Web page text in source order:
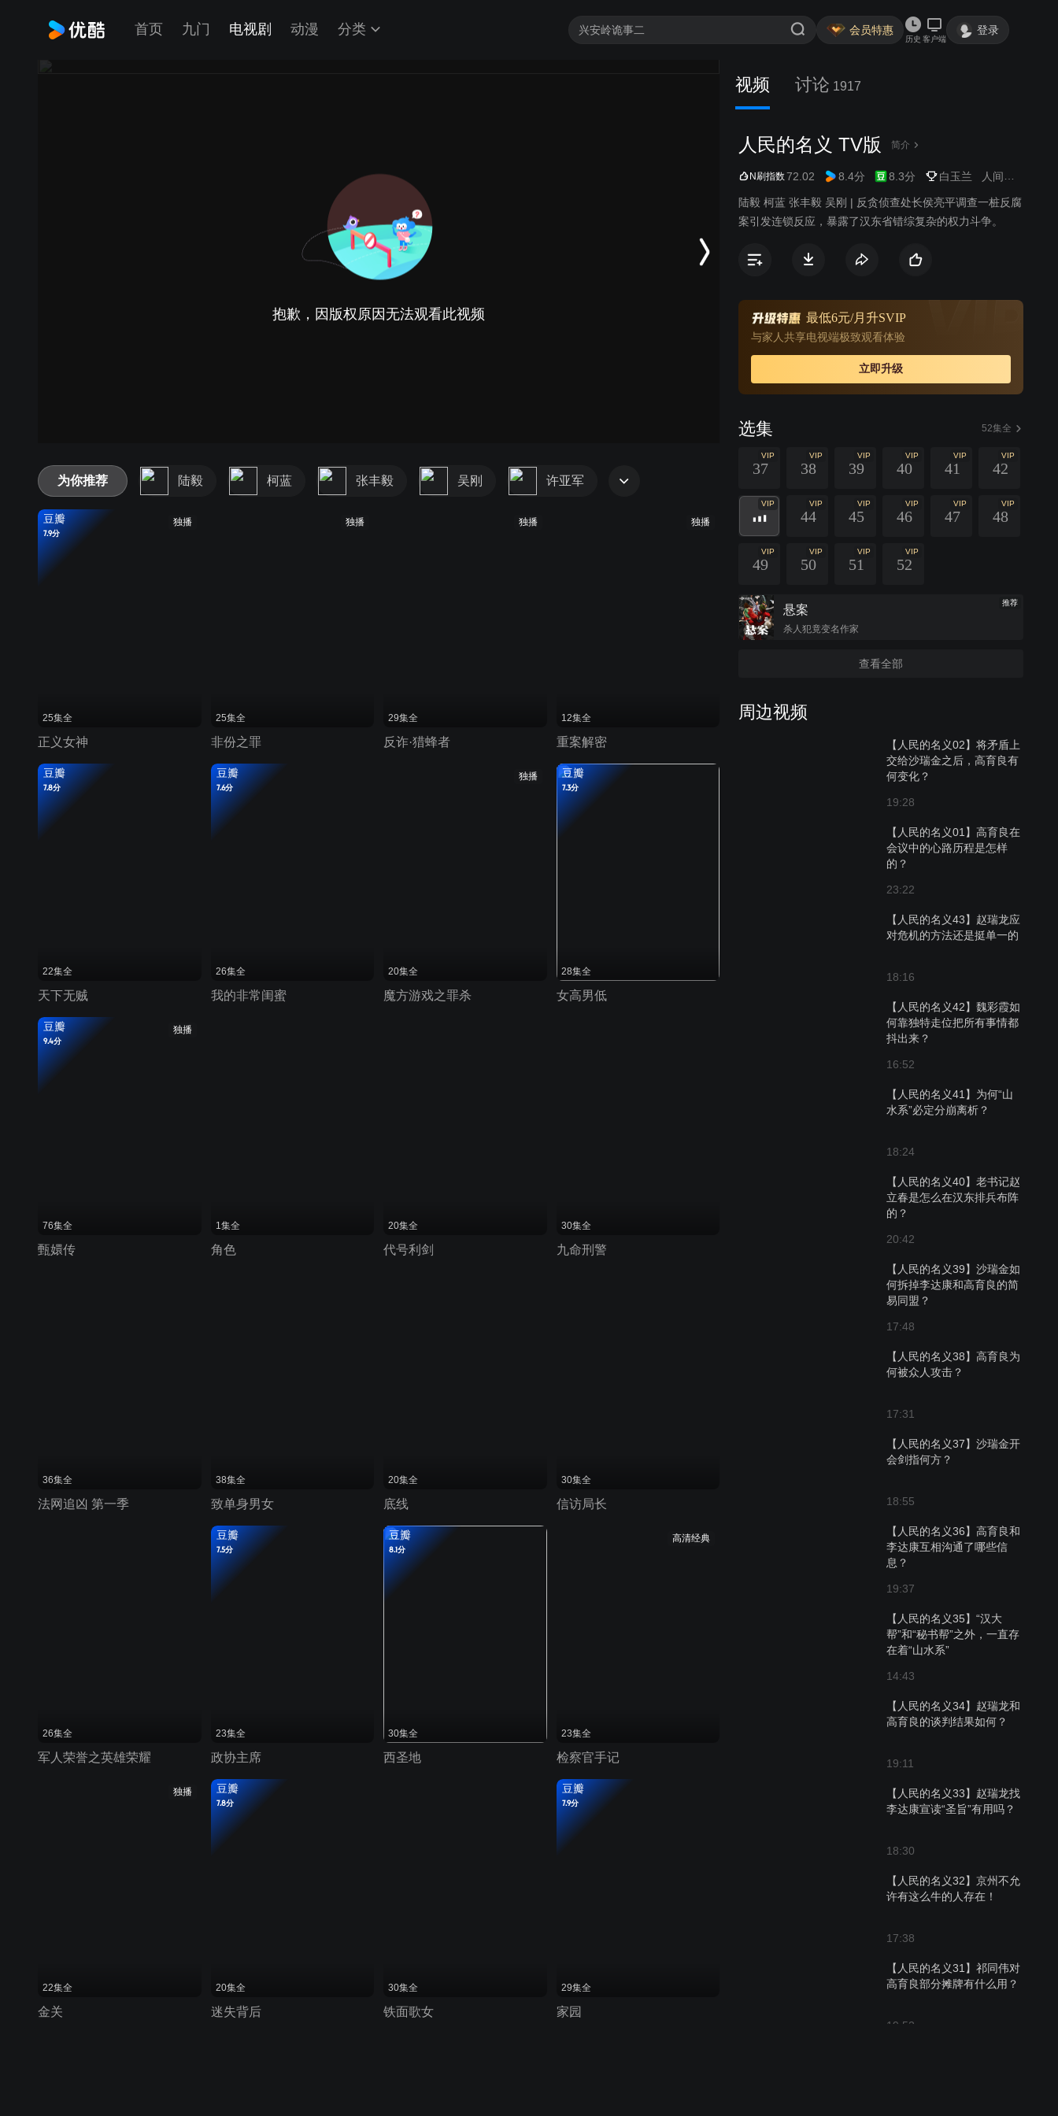
首页 九门 电视剧 动漫 分类 会员特惠
历史 客户端
登录
抱歉，因版权原因无法观看此视频
视频 讨论 1917
人民的名义 TV版 简介
N刷指数72.02 8.4分 8.3分 白玉兰 人间宝酷
陆毅 柯蓝 张丰毅 吴刚 | 反贪侦查处长侯亮平调查一桩反腐
案引发连锁反应，暴露了汉东省错综复杂的权力斗争。
最低6元/月升SVIP
与家人共享电视端极致观看体验
立即升级
选集 52集全
VIP
37
VIP
38
VIP
39
VIP
40
VIP
41
VIP
42
VIP VIP
44
VIP
45
VIP
46
VIP
47
VIP
48
VIP
49
VIP
50
VIP
51
VIP
52
悬案
杀人犯竟变名作家
推荐
查看全部
周边视频
【人民的名义02】将矛盾上
交给沙瑞金之后，高育良有
何变化？
19:28
【人民的名义01】高育良在
会议中的心路历程是怎样
的？
23:22
【人民的名义43】赵瑞龙应
对危机的方法还是挺单一的
18:16
【人民的名义42】魏彩霞如
何靠独特走位把所有事情都
抖出来？
16:52
【人民的名义41】为何“山
水系”必定分崩离析？
18:24
【人民的名义40】老书记赵
立春是怎么在汉东排兵布阵
的？
20:42
【人民的名义39】沙瑞金如
何拆掉李达康和高育良的简
易同盟？
17:48
【人民的名义38】高育良为
何被众人攻击？
17:31
【人民的名义37】沙瑞金开
会剑指何方？
18:55
【人民的名义36】高育良和
李达康互相沟通了哪些信
息？
19:37
【人民的名义35】“汉大
帮”和“秘书帮”之外，一直存
在着“山水系”
14:43
【人民的名义34】赵瑞龙和
高育良的谈判结果如何？
19:11
【人民的名义33】赵瑞龙找
李达康宣读“圣旨”有用吗？
18:30
【人民的名义32】京州不允
许有这么牛的人存在！
17:38
【人民的名义31】祁同伟对
高育良部分摊牌有什么用？
19:52
为你推荐 陆毅 柯蓝 张丰毅 吴刚 许亚军
独播
豆瓣
7.9分
25集全
正义女神
独播
25集全
非份之罪
独播
29集全
反诈·猎蜂者
独播
12集全
重案解密
豆瓣
7.8分
22集全
天下无贼
豆瓣
7.6分
26集全
我的非常闺蜜
独播
20集全
魔方游戏之罪杀
豆瓣
7.3分
28集全
女高男低
独播
豆瓣
9.4分
76集全
甄嬛传
1集全
角色
20集全
代号利剑
30集全
九命刑警
36集全
法网追凶 第一季
38集全
致单身男女
20集全
底线
30集全
信访局长
26集全
军人荣誉之英雄荣耀
豆瓣
7.5分
23集全
政协主席
豆瓣
8.1分
30集全
西圣地
高清经典
23集全
检察官手记
独播
22集全
金关
豆瓣
7.8分
20集全
迷失背后
30集全
铁面歌女
豆瓣
7.9分
29集全
家园